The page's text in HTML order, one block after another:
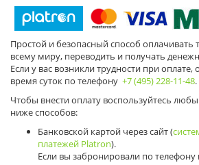
Простой и безопасный способ оплачивать
всему миру, переводить и получать
Если у вас возникли трудности при
время суток по телефону +7 (495) 228-11-48.
Чтобы внести оплату воспользуйтесь
ниже способов:
Банковской картой через сайт (
платежей Platron).
Если вы забронировали по телефону